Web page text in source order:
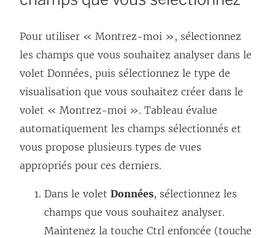
Pour utiliser « Montrez-moi », sélectionnez
les champs que vous souhaitez analyser dans le
volet Données, puis sélectionnez le type de
visualisation que vous souhaitez créer dans le
volet « Montrez-moi ». Tableau évalue
automatiquement les champs sélectionnés et
vous propose plusieurs types de vues
appropriés pour ces derniers.
Dans le volet Données, sélectionnez les
champs que vous souhaitez analyser.
Maintenez la touche Ctrl enfoncée (touche